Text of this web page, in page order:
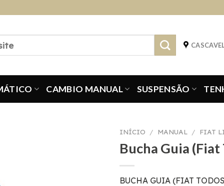
CAMBIO MANUAL SUSPENSÃO
INÍCIO / MANUAL / FIAT
Bucha Guia
BUCHA GUIA (FIAT